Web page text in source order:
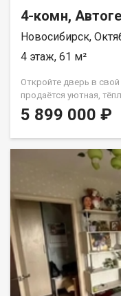
4-комн,
Новосибирск,
4 этаж, 61 м²
Откройте дверь в
продаётся уютная,
Квартира
в комнатах всегда
это отличная основа,
Район радует
магазины
Ещё один большой
отличная
и на работу, и на отдых!
Эта светлая и
покажем всё в
базе: 12259568
5 899 000 ₽